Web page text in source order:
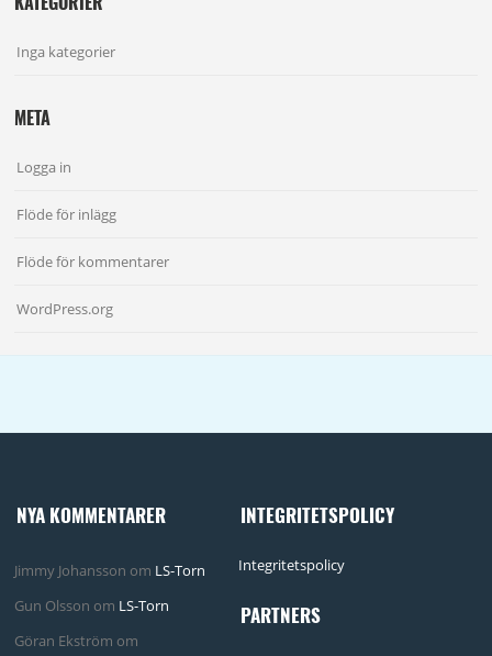
Inga kategorier
META
Logga in
Flöde för inlägg
Flöde för kommentarer
WordPress.org
NYA KOMMENTARER
Jimmy Johansson om LS-Torn
Gun Olsson om LS-Torn
Göran Ekström om
INTEGRITETSPOLICY
Integritetspolicy
PARTNERS